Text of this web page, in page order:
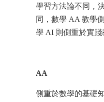
學習方法論不同，
同，數學 AA 教學
學 AI 則側重於實踐
AA
側重於數學的基礎